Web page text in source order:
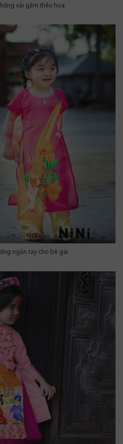
vải gấm thêu hoa
ngắn tay cho bé gái